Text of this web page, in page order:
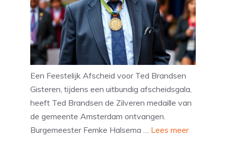
Een Feestelijk Afscheid voor Ted Brandsen
Gisteren, tijdens een uitbundig afscheidsgala,
heeft Ted Brandsen de Zilveren medaille van
de gemeente Amsterdam ontvangen.
Burgemeester Femke Halsema … Lees meer